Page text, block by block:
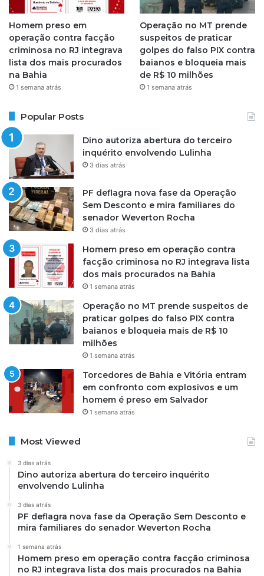
Homem preso em
operação contra facção
criminosa no RJ integrava
lista dos mais procurados
na Bahia
1 semana atrás
Operação no MT prende
suspeitos de praticar
golpes do falso PIX contra
baianos e bloqueia mais
de R$ 10 milhões
1 semana atrás
Popular Posts
Dino autoriza abertura do terceiro
inquérito envolvendo Lulinha
3 dias atrás
PF deflagra nova fase da Operação
Sem Desconto e mira familiares do
senador Weverton Rocha
3 dias atrás
Homem preso em operação contra
facção criminosa no RJ integrava lista
dos mais procurados na Bahia
1 semana atrás
Operação no MT prende suspeitos de
praticar golpes do falso PIX contra
baianos e bloqueia mais de R$ 10
milhões
1 semana atrás
Torcedores de Bahia e Vitória entram
em confronto com explosivos e um
homem é preso em Salvador
1 semana atrás
Most Viewed
3 dias atrás
Dino autoriza abertura do terceiro inquérito
envolvendo Lulinha
3 dias atrás
PF deflagra nova fase da Operação Sem Desconto e
mira familiares do senador Weverton Rocha
1 semana atrás
Homem preso em operação contra facção criminosa
no RJ integrava lista dos mais procurados na Bahia